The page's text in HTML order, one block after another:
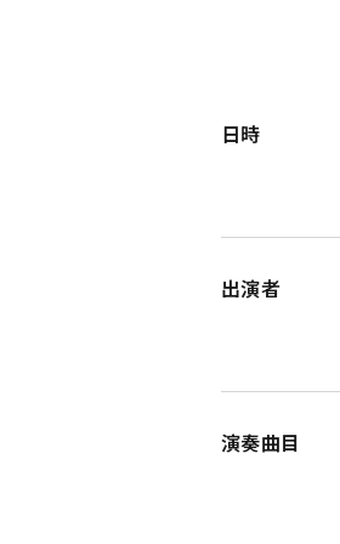
日時
出演者
演奏曲目